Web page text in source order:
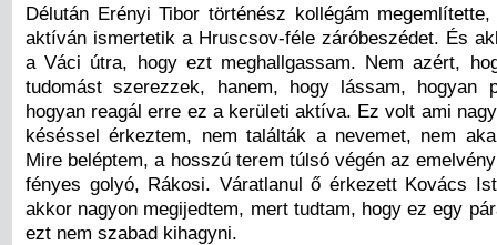
Délután Erényi Tibor történész kollégám
aktíván ismertetik a Hruscsov-féle záróbeszédet. És
a Váci útra, hogy ezt meghallgassam. Nem azért,
tudomást szerezzek, hanem, hogy lássam, hogyan
hogyan reagál erre ez a kerületi aktíva. Ez volt ami
késéssel érkeztem, nem találták a nevemet, nem
Mire beléptem, a hosszú terem túlsó végén az
fényes golyó, Rákosi. Váratlanul ő érkezett Kovács
akkor nagyon megijedtem, mert tudtam, hogy ez egy
ezt nem szabad kihagyni.